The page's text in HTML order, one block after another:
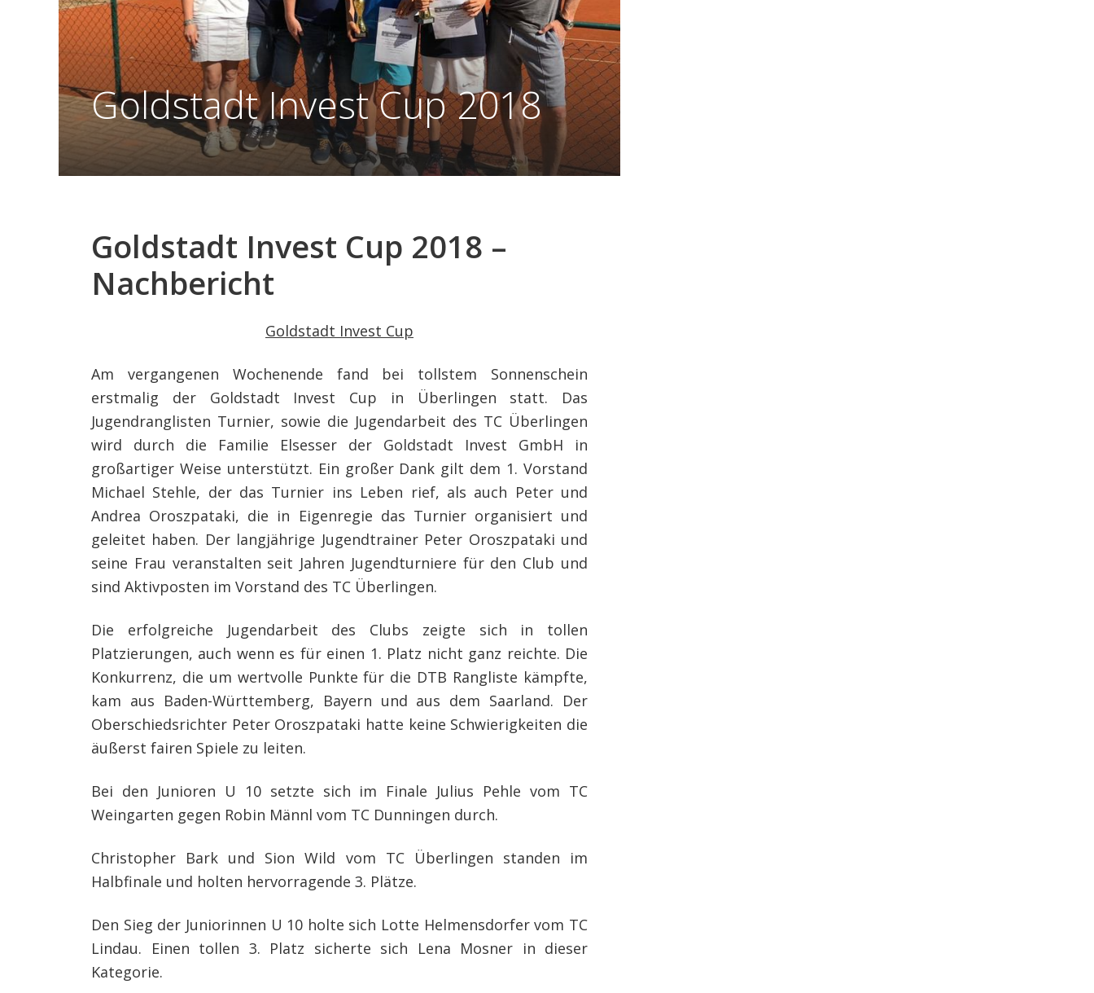
Goldstadt Invest Cup 2018
Goldstadt Invest Cup 2018 –
Nachbericht
Goldstadt Invest Cup
Am vergangenen Wochenende fand bei tollstem Sonnenschein
erstmalig der Goldstadt Invest Cup in Überlingen statt. Das
Jugendranglisten Turnier, sowie die Jugendarbeit des TC Überlingen
wird durch die Familie Elsesser der Goldstadt Invest GmbH in
großartiger Weise unterstützt. Ein großer Dank gilt dem 1. Vorstand
Michael Stehle, der das Turnier ins Leben rief, als auch Peter und
Andrea Oroszpataki, die in Eigenregie das Turnier organisiert und
geleitet haben. Der langjährige Jugendtrainer Peter Oroszpataki und
seine Frau veranstalten seit Jahren Jugendturniere für den Club und
sind Aktivposten im Vorstand des TC Überlingen.
Die erfolgreiche Jugendarbeit des Clubs zeigte sich in tollen
Platzierungen, auch wenn es für einen 1. Platz nicht ganz reichte. Die
Konkurrenz, die um wertvolle Punkte für die DTB Rangliste kämpfte,
kam aus Baden-Württemberg, Bayern und aus dem Saarland. Der
Oberschiedsrichter Peter Oroszpataki hatte keine Schwierigkeiten die
äußerst fairen Spiele zu leiten.
Bei den Junioren U 10 setzte sich im Finale Julius Pehle vom TC
Weingarten gegen Robin Männl vom TC Dunningen durch.
Christopher Bark und Sion Wild vom TC Überlingen standen im
Halbfinale und holten hervorragende 3. Plätze.
Den Sieg der Juniorinnen U 10 holte sich Lotte Helmensdorfer vom TC
Lindau. Einen tollen 3. Platz sicherte sich Lena Mosner in dieser
Kategorie.